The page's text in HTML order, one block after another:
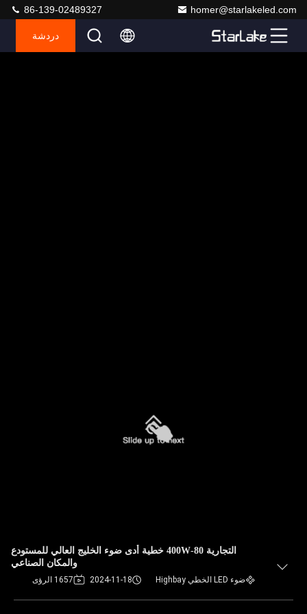
homer@starlakeled.com
86-139-02489327
دردشة
التجارية 80-400W خطية أدى ضوء الخليج العالي للمستودع
والمكان الصناعي
ضوء LED الخطي Highbay 2024-11-18 1657 الرؤى